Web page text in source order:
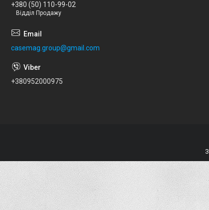
+380 (50) 110-99-02
Відділ Продажу
casemag.group@gmail.com
+380952000975